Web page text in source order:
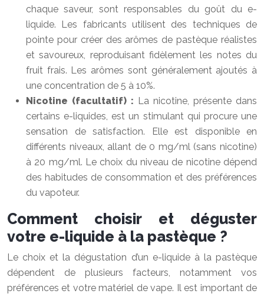
chaque saveur, sont responsables du goût du e-
liquide. Les fabricants utilisent des techniques de
pointe pour créer des arômes de pastèque réalistes
et savoureux, reproduisant fidèlement les notes du
fruit frais. Les arômes sont généralement ajoutés à
une concentration de 5 à 10%.
Nicotine (facultatif) : La nicotine, présente dans
certains e-liquides, est un stimulant qui procure une
sensation de satisfaction. Elle est disponible en
différents niveaux, allant de 0 mg/ml (sans nicotine)
à 20 mg/ml. Le choix du niveau de nicotine dépend
des habitudes de consommation et des préférences
du vapoteur.
Comment choisir et déguster
votre e-liquide à la pastèque ?
Le choix et la dégustation d’un e-liquide à la pastèque
dépendent de plusieurs facteurs, notamment vos
préférences et votre matériel de vape. Il est important de